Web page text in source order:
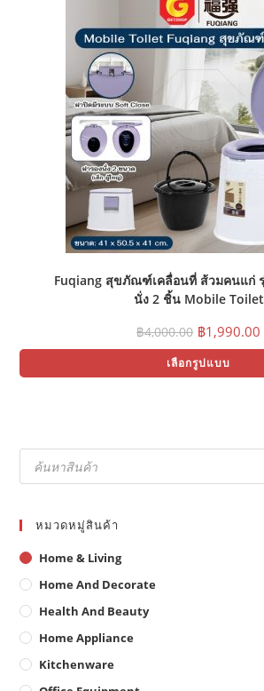
Fuqiang สุขภัณฑ์เคลื่อนที่ ส้วมคนแก่
นั่ง 2 ชิ้น Mobile Toilet
฿4,000.00 Original
price
was:
฿
฿1,990.00
เลือกรูปแบบ
Products
search
หมวดหมู่สินค้า
Home & Living
Home And Decorate
Health And Beauty
Home Appliance
Kitchenware